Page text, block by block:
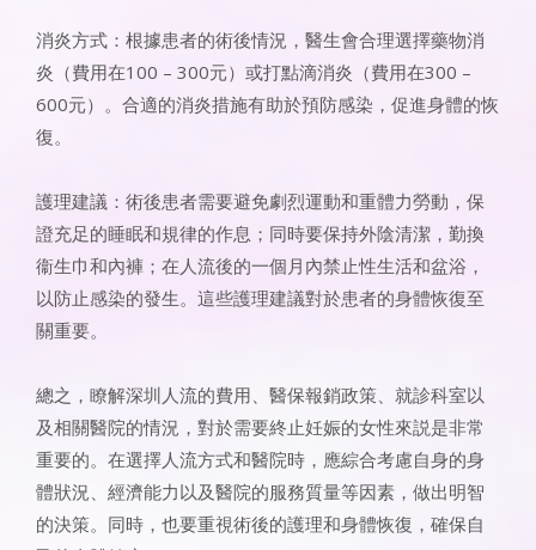
消炎方式：根據患者的術後情況，醫生會合理選擇藥物消
炎（費用在100 – 300元）或打點滴消炎（費用在300 –
600元）。合適的消炎措施有助於預防感染，促進身體的恢
復。
護理建議：術後患者需要避免劇烈運動和重體力勞動，保
證充足的睡眠和規律的作息；同時要保持外陰清潔，勤換
衞生巾和內褲；在人流後的一個月內禁止性生活和盆浴，
以防止感染的發生。這些護理建議對於患者的身體恢復至
關重要。
總之，瞭解深圳人流的費用、醫保報銷政策、就診科室以
及相關醫院的情況，對於需要終止妊娠的女性來説是非常
重要的。在選擇人流方式和醫院時，應綜合考慮自身的身
體狀況、經濟能力以及醫院的服務質量等因素，做出明智
的決策。同時，也要重視術後的護理和身體恢復，確保自